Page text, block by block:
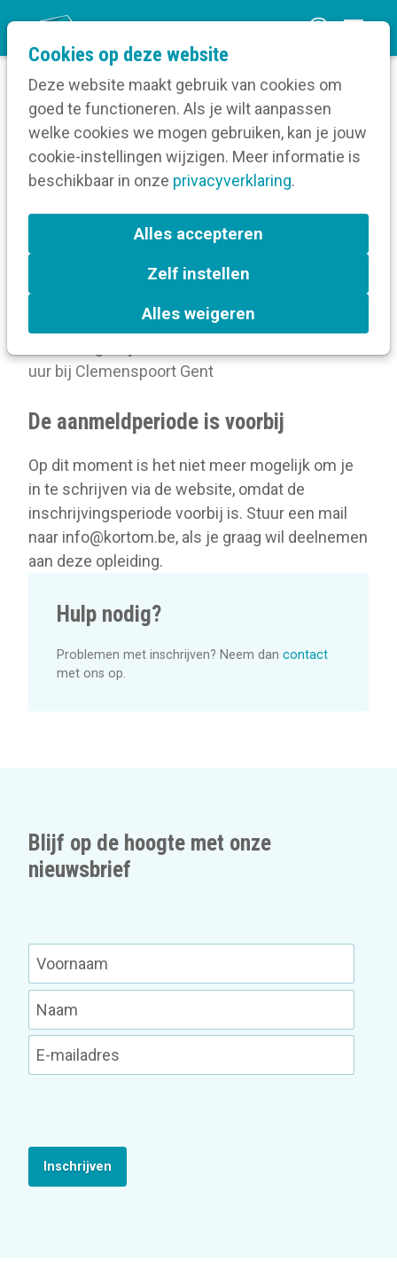
Cookies op deze website
Deze website maakt gebruik van cookies om
goed te functioneren. Als je wilt aanpassen
welke cookies we mogen gebruiken, kan je jouw
cookie-instellingen wijzigen. Meer informatie is
beschikbaar in onze privacyverklaring.
Alles accepteren
Zelf instellen
Alles weigeren
n
m
Home
Volg een opleiding
Meer over deze opleiding
Een strategisch plan
voor jouw interne
communicatie
uur bij Clemenspoort Gent
De aanmeldperiode is voorbij
Op dit moment is het niet meer mogelijk om je
in te schrijven via de website, omdat de
inschrijvingsperiode voorbij is. Stuur een mail
naar info@kortom.be, als je graag wil deelnemen
aan deze opleiding.
Hulp nodig?
Problemen met inschrijven? Neem dan contact
met ons op.
Blijf op de hoogte met onze
nieuwsbrief
Inschrijven